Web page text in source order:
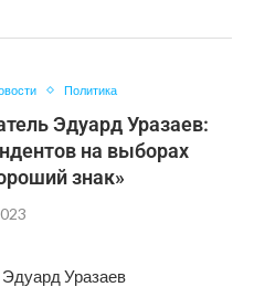
Политика
Эдуард Уразаев:
на выборах
знак»
Уразаев